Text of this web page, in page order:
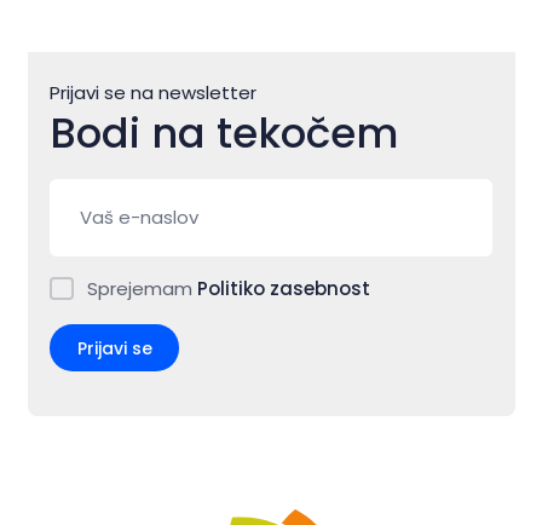
Prijavi se na newsletter
Bodi na tekočem
Sprejemam Politiko zasebnost
Prijavi se